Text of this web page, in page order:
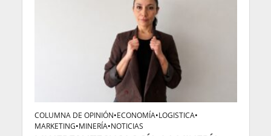
COLUMNA DE OPINIÓN•ECONOMÍA•LOGISTICA•
MARKETING•MINERÍA•NOTICIAS